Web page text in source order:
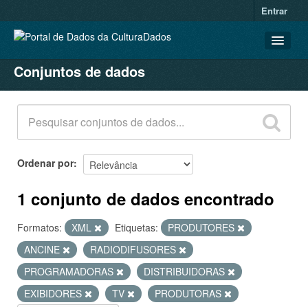
Entrar
CONJUNTOS DE DADOS
ORGANIZAÇÕES
GRUPOS
SOBRE
Conjuntos de dados
Ordenar por
1 conjunto de dados encontrado
Formatos: XML Etiquetas:
PRODUTORES
ANCINE
RADIODIFUSORES
PROGRAMADORAS
DISTRIBUIDORAS
EXIBIDORES
TV
PRODUTORAS